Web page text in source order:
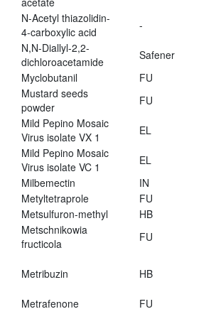
N-Acetyl thiazolidin-
4-carboxylic acid
-
N,N-Diallyl-2,2-
dichloroacetamide
Safener
Myclobutanil
FU
Mustard seeds
powder
FU
Mild Pepino Mosaic
Virus isolate VX 1
EL
Mild Pepino Mosaic
Virus isolate VC 1
EL
Milbemectin
IN
Metyltetraprole
FU
Metsulfuron-methyl
HB
Metschnikowia
fructicola
FU
Metribuzin HB
Metrafenone
FU